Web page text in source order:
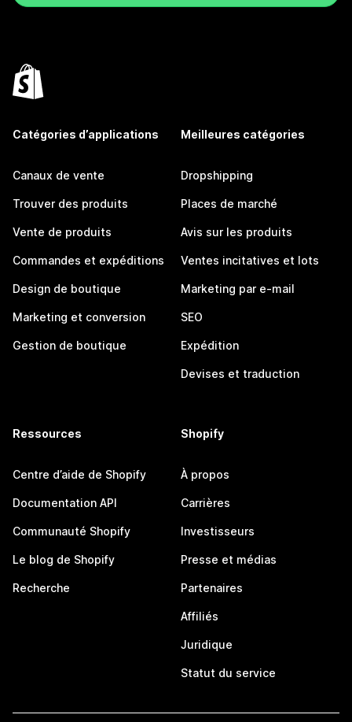
Catégories d’applications
Canaux de vente
Trouver des produits
Vente de produits
Commandes et expéditions
Design de boutique
Marketing et conversion
Gestion de boutique
Meilleures catégories
Dropshipping
Places de marché
Avis sur les produits
Ventes incitatives et lots
Marketing par e-mail
SEO
Expédition
Devises et traduction
Ressources
Centre d’aide de Shopify
Documentation API
Communauté Shopify
Le blog de Shopify
Recherche
Shopify
À propos
Carrières
Investisseurs
Presse et médias
Partenaires
Affiliés
Juridique
Statut du service